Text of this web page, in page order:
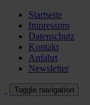
Startseite
Impressum
Datenschutz
Kontakt
Anfahrt
Newsletter
Toggle navigation